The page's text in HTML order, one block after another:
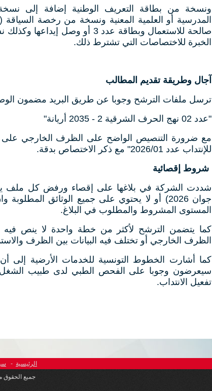
ونسخة من بطاقة التعريف الوطنية إضافة إلى
المدرسية أو العلمية المعنية ونسخة من رخصة
صالحة للاستعمال وبطاقة عدد 3 أو
الخبرة للاختصاصات التي تشترط ذلك.
آجال وطريقة تقديم المطالب
ترسل ملفات الترشح وجوبا عن طريق البريد مضمون
"عدد 02 نهج الحرف الشرقية 2 - 2035 أريانة"
مع ضرورة التنصيص الواضح على الظرف الخارجي على
للإنتداب عدد 2026/01" مع ذكر الاختصاص بدقة.
شروط إقصائية
جوان 2026) أو لا يحتوي على جميع الوثائق
المستوى المشروط والمطلوب في البلاغ.
كما يتضمن الترشح لأكثر من خطة واحدة لا ينص
الظرف الخارجي أو تختلف فيه البيانات بين الظرف
كما أشارت الخطوط التونسية للخدمات الأرضية إلى أن
سيعرضون وجوبا على الفحص الطبي لدى طبيب الشغل
تفعيل الانتداب.
الرئيسية -
جميع الحقوق